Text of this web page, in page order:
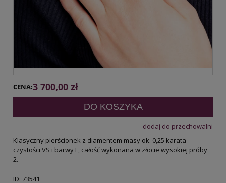
CENA:3 700,00 zł
DO KOSZYKA
dodaj do przechowalni
Klasyczny pierścionek z diamentem masy ok. 0,25 karata
czystości VS i barwy F, całość wykonana w złocie wysokiej próby
2.
ID: 73541